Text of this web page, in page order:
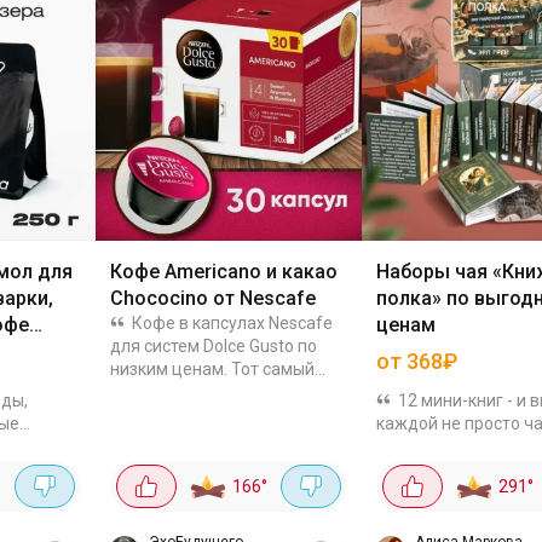
для
ценам.
Кофе Americano и какао
Chococino от Nescafe
Кофе в капсулах Nescafe
для систем Dolce Gusto по
низким ценам. Тот самый
порцию. Кофе средней
крепости из 100%...
166°
Наборы чая
полка» по
ценам
от 368₽
12 мини-книг - и
каждой не просто
произведений. Такой
подарок точно не
291°